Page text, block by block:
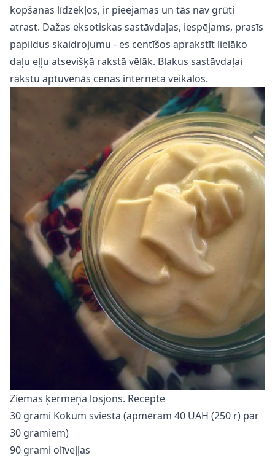
kopšanas līdzekļos, ir pieejamas un tās nav grūti
atrast. Dažas eksotiskas sastāvdaļas, iespējams, prasīs
papildus skaidrojumu - es centīšos aprakstīt lielāko
daļu eļļu atsevišķā rakstā vēlāk. Blakus sastāvdaļai
rakstu aptuvenās cenas interneta veikalos.
Ziemas ķermeņa losjons. Recepte
30 grami Kokum sviesta (apmēram 40 UAH (250 r) par
30 gramiem)
90 grami olīveļļas